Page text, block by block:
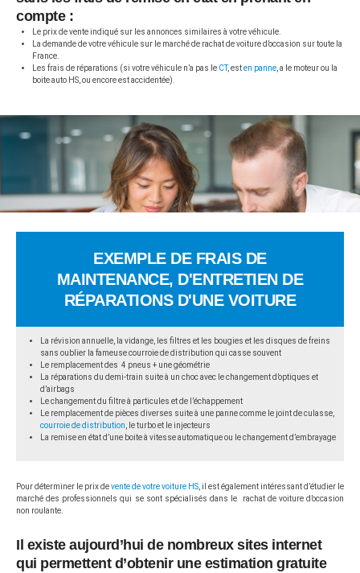
compte :
Le prix de vente indiqué sur les annonces similaires à votre véhicule.
La demande de votre véhicule sur le marché de rachat de voiture d’occasion sur toute la
France.
Les frais de réparations (si votre véhicule n’a pas le CT , esten panne, a le moteur ou la
boite auto HS, ou encore est accidentée).
EXEMPLE DE FRAIS DE
MAINTENANCE, D'ENTRETIEN DE
RÉPARATIONS D'UNE VOITURE
La révision annuelle, la vidange, les filtres et les bougies et les disques de freins
sans oublier la fameuse courroie de distribution qui casse souvent
Le remplacement des 4 pneus + une géométrie
La réparations du demi-train suite à un choc avec le changement d’optiques et
d’airbags
Le changement du filtre à particules et de l’échappement
Le remplacement de pièces diverses suite à une panne comme le joint de culasse,
courroie de distribution, le turbo et le injecteurs
La remise en état d’une boite à vitesse automatique ou le changement d’embrayage
Pour déterminer le prix devente de votre voiture HS, il est également intéressant d’étudier le
marché des professionnels qui se sont spécialisés dans le rachat de voiture d’occasion
non roulante.
Il existe aujourd’hui de nombreux sites internet
qui permettent d’obtenir une estimation gratuite